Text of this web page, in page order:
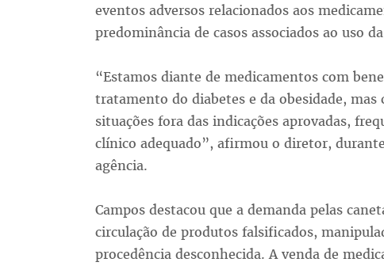
eventos adversos relacionados aos
predominância de casos associados ao uso
“Estamos diante de medicamentos com
tratamento do diabetes e da obesidade,
situações fora das indicações aprovadas,
clínico adequado”, afirmou o diretor,
agência.
Campos destacou que a demanda pelas
circulação de produtos falsificados,
procedência desconhecida. A venda de